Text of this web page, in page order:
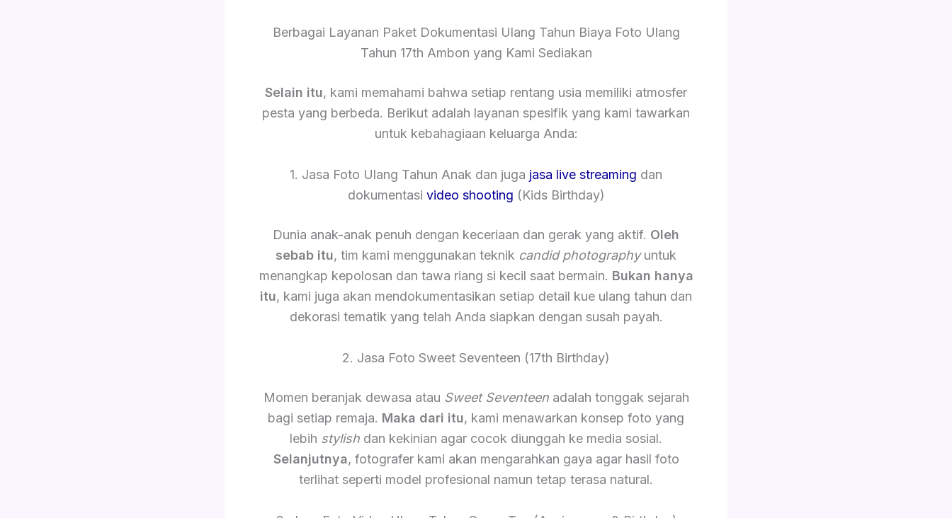
Berbagai Layanan Paket Dokumentasi Ulang Tahun Biaya Foto Ulang
Tahun 17th Ambon yang Kami Sediakan
Selain itu, kami memahami bahwa setiap rentang usia memiliki atmosfer
pesta yang berbeda. Berikut adalah layanan spesifik yang kami tawarkan
untuk kebahagiaan keluarga Anda:
1. Jasa Foto Ulang Tahun Anak dan juga jasa live streaming dan
dokumentasi video shooting (Kids Birthday)
Dunia anak-anak penuh dengan keceriaan dan gerak yang aktif. Oleh
sebab itu, tim kami menggunakan teknik candid photographyuntuk
menangkap kepolosan dan tawa riang si kecil saat bermain. Bukan hanya
itu, kami juga akan mendokumentasikan setiap detail kue ulang tahun dan
dekorasi tematik yang telah Anda siapkan dengan susah payah.
2. Jasa Foto Sweet Seventeen (17th Birthday)
Momen beranjak dewasa atau Sweet Seventeenadalah tonggak sejarah
bagi setiap remaja. Maka dari itu, kami menawarkan konsep foto yang
lebih stylish dan kekinian agar cocok diunggah ke media sosial.
Selanjutnya, fotografer kami akan mengarahkan gaya agar hasil foto
terlihat seperti model profesional namun tetap terasa natural.